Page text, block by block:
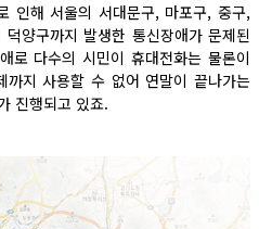
인해 서울의 서대문구, 마포구, 중구,
양구까지 발생한 통신장애가 문제된
로 다수의 시민이 휴대전화는 물론이
지 사용할 수 없어 연말이 끝나가는
진행되고 있죠.